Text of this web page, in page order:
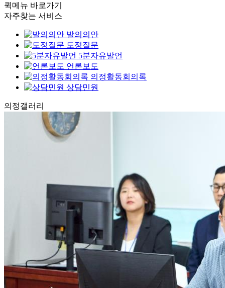
퀵메뉴 바로가기
자주찾는 서비스
발의의안
도정질문
5분자유발언
언론보도
의정활동회의록
상담민원
의정갤러리